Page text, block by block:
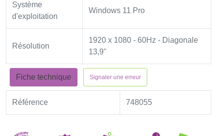
Système
d'exploitation
Windows 11 Pro
Résolution
1920 x 1080 - 60Hz - Diagonale
13,9"
Fiche technique Signaler une erreur
Référence 748055